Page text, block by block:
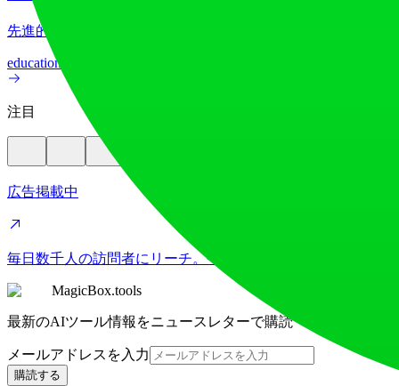
先進的なAI画像翻訳機能で、70以上の言語間で画像テキス
education
注目
広告掲載中
毎日数千人の訪問者にリーチ。今すぐ枠を確保！
MagicBox.tools
最新のAIツール情報をニュースレターで購読
メールアドレスを入力
購読する